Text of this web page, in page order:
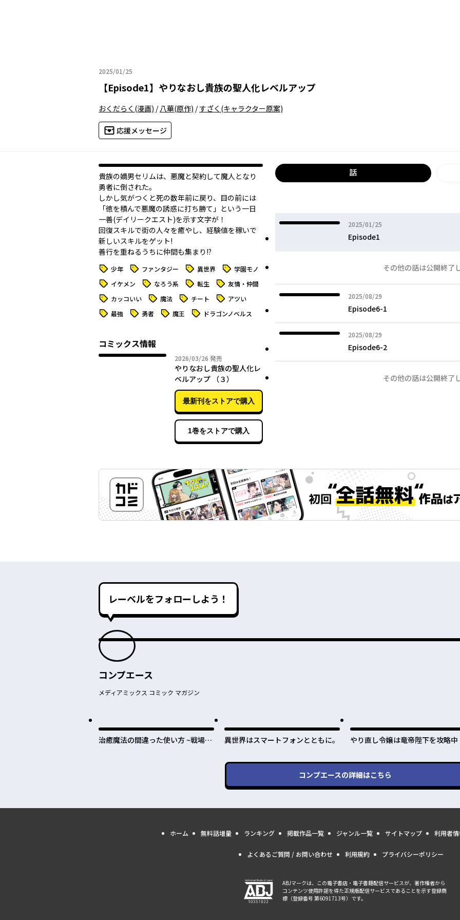
2025/01/25
2025年01月25日
【Episode1】 やりなおし貴族の聖人化レベルアップ
おくだらく (漫画) /八華(原作) /すざく (キャラクター原案)
応援メッセージ
貴族の嫡男セリムは、悪魔と契約して魔人となり
勇者に倒された。
しかし気がつくと死の数年前に戻り、目の前には
「徳を積んで悪魔の誘惑に打ち勝て」という一日
一善(デイリークエスト)を示す文字が！
回復スキルで街の人々を癒やし、経験値を稼いで
新しいスキルをゲット!
善行を重ねるうちに仲間も集まり――!?
タグ 少年 タグ ファンタジー タグ 異世界 タグ 学園モノ
タグ イケメン タグ なろう系 タグ 転生 タグ 友情・仲間
タグ カッコいい タグ 魔法 タグ チート タグ アツい
タグ 最強 タグ 勇者 タグ 魔王 タグ ドラゴンノベルス
コミックス情報
2026/03/26 2026年03月26日
発売
やりなおし貴族の聖人化レ
ベルアップ （３）
最新刊をストアで購入
1巻をストアで購入
話
2025/01/25
2025年01月25日
Episode1
その他の話は公開終了
2025/08/29
2025年08月29日
Episode6-1
2025/08/29
2025年08月29日
Episode6-2
その他の話は公開終了
レーベルをフォローしよう！
コンプエース
メディアミックス コミック マガジン
治癒魔法の間違った使い方 ~戦場を
異世界はスマートフォンとともに。 やり直し令嬢は竜帝陛下を攻略中
コンプエースの詳細はこちら
ホーム 無料話増量 ランキング 掲載作品一覧 ジャンル一覧 サイトマップ 利用者
よくあるご質問 / お問い合わせ 利用規約 プライバシーポリシー
ABJマークは、この電子書店・電子書籍配信サービスが、著作権者から
コンテンツ使用許諾を得た正規版配信サービスであることを示す登録商
標（登録番号 第6091713号）です。